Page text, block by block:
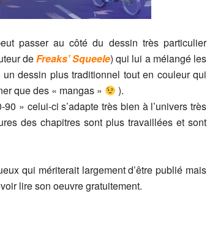
passer au côté du dessin très particulier
deFreaks’ Squeele) qui lui a mélangé les
dessin plus traditionnel tout en couleur qui
que des « mangas »
).
» celui-ci s’adapte très bien à l’univers très
des chapitres sont plus travaillées et sont
qui mériterait largement d’être publié mais
lire son oeuvre gratuitement.